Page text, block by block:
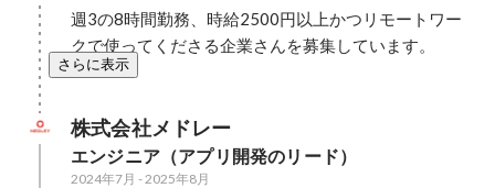
週3の8時間勤務、時給2500円以上かつリモートワー
クで使ってくださる企業さんを募集しています。
さらに表示
株式会社メドレー
エンジニア（アプリ開発のリード）
2024年7月 -2025年8月